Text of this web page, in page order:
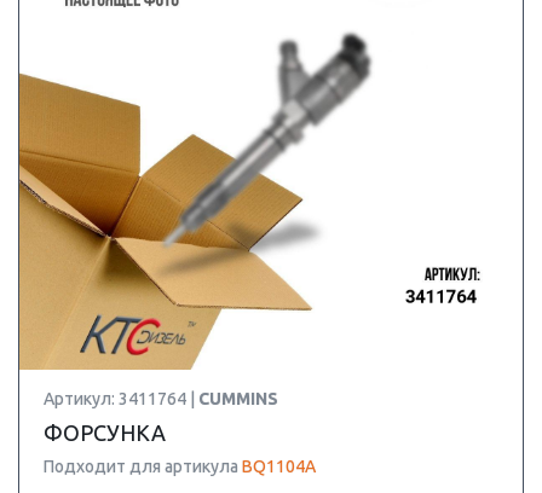
Артикул: 3411764 | CUMMINS
ФОРСУНКА
Подходит для артикула BQ1104A